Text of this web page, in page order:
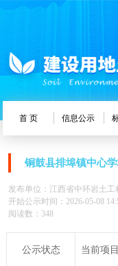
首 页 信息公示
铜鼓县排埠镇中心
发布单位：江西省中环岩土工
开始公示时间：2026-05-08
阅读数：348
公示状态 当前项